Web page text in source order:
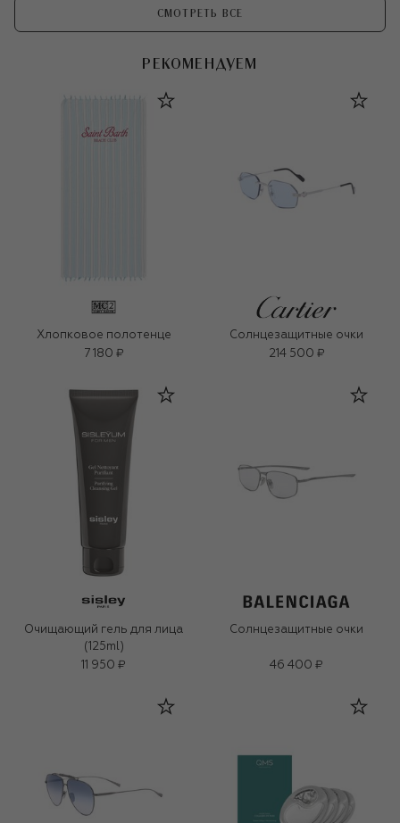
СМОТРЕТЬ ВСЕ
РЕКОМЕНДУЕМ
Хлопковое полотенце
7 180 ₽
Солнцезащитные очки
214 500 ₽
Очищающий гель для лица
(125ml)
11 950 ₽
Солнцезащитные очки
46 400 ₽